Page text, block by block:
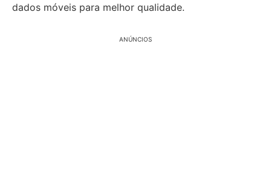
dados móveis para melhor qualidade.
ANÚNCIOS